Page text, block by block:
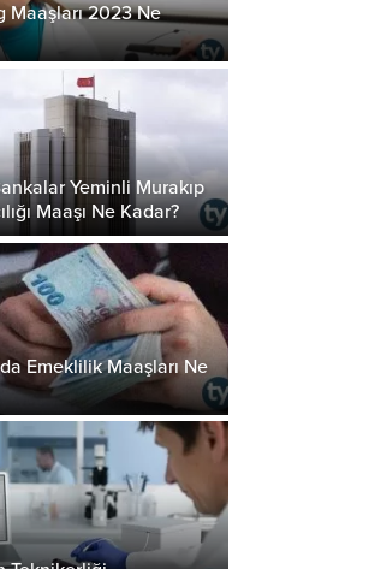
Maaşları 2023 Ne
Yeminli Murakıp
Maaşı Ne Kadar?
Emeklilik Maaşları Ne